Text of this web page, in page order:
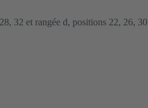
32 et rangée d, positions 22, 26, 30